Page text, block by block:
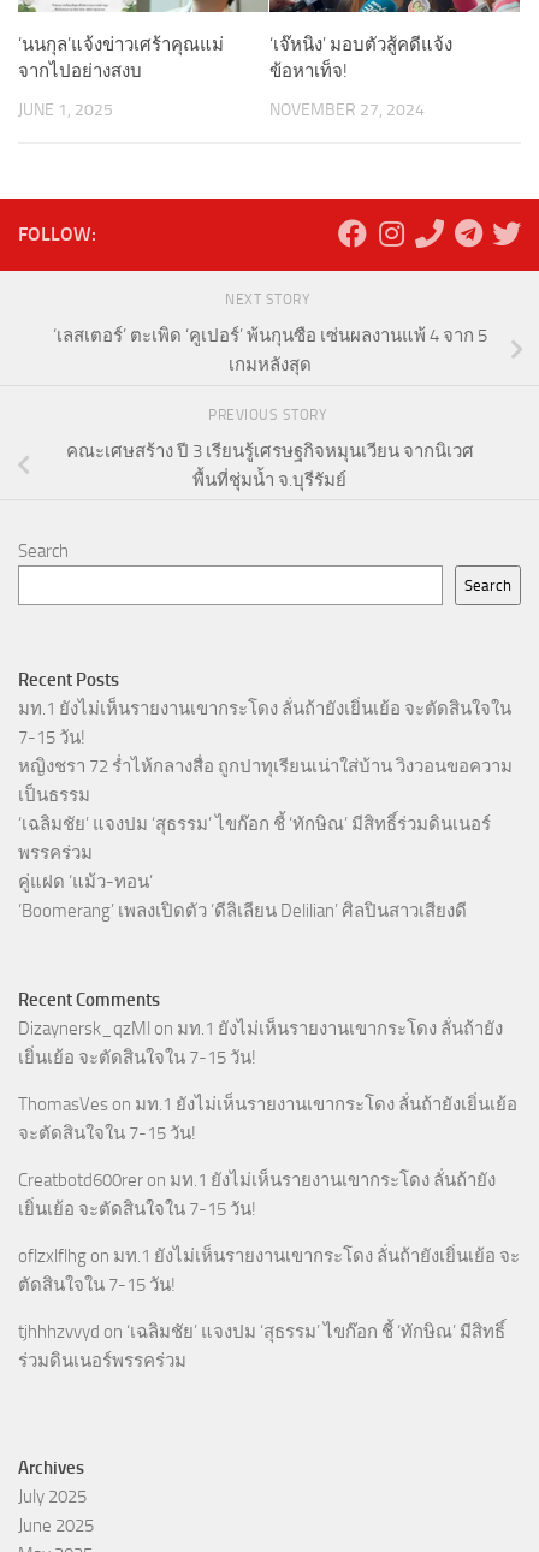
‘นนกุล’แจ้งข่าวเศร้าคุณแม่
จากไปอย่างสงบ
JUNE 1, 2025
‘เจ๊หนิง’ มอบตัวสู้คดีแจ้ง
ข้อหาเท็จ!
NOVEMBER 27, 2024
FOLLOW:
NEXT STORY
‘เลสเตอร์’ ตะเพิด ‘คูเปอร์’ พ้นกุนซือ เซ่นผลงานแพ้ 4 จาก 5
เกมหลังสุด
PREVIOUS STORY
คณะเศษสร้าง ปี 3 เรียนรู้เศรษฐกิจหมุนเวียน จากนิเวศ
พื้นที่ชุ่มน้ำ จ.บุรีรัมย์
Search
Search
Recent Posts
มท.1 ยังไม่เห็นรายงานเขากระโดง ลั่นถ้ายังเยิ่นเย้อ จะตัดสินใจใน
7-15 วัน!
หญิงชรา 72 ร่ำไห้กลางสื่อ ถูกปาทุเรียนเน่าใส่บ้าน วิงวอนขอความ
เป็นธรรม
‘เฉลิมชัย’ แจงปม ‘สุธรรม’ ไขก๊อก ชี้ ‘ทักษิณ’ มีสิทธิ์ร่วมดินเนอร์
พรรคร่วม
คู่แฝด ‘แม้ว-ทอน’
‘Boomerang’ เพลงเปิดตัว ‘ดีลิเลียน Delilian’ ศิลปินสาวเสียงดี
Recent Comments
Dizaynersk_qzMl on มท.1 ยังไม่เห็นรายงานเขากระโดง ลั่นถ้ายัง
เยิ่นเย้อ จะตัดสินใจใน 7-15 วัน!
ThomasVes on มท.1 ยังไม่เห็นรายงานเขากระโดง ลั่นถ้ายังเยิ่นเย้อ
จะตัดสินใจใน 7-15 วัน!
Creatbotd600rer on มท.1 ยังไม่เห็นรายงานเขากระโดง ลั่นถ้ายัง
เยิ่นเย้อ จะตัดสินใจใน 7-15 วัน!
oflzxlflhg on มท.1 ยังไม่เห็นรายงานเขากระโดง ลั่นถ้ายังเยิ่นเย้อ จะ
ตัดสินใจใน 7-15 วัน!
tjhhhzvvyd on ‘เฉลิมชัย’ แจงปม ‘สุธรรม’ ไขก๊อก ชี้ ‘ทักษิณ’ มีสิทธิ์
ร่วมดินเนอร์พรรคร่วม
Archives
July 2025
June 2025